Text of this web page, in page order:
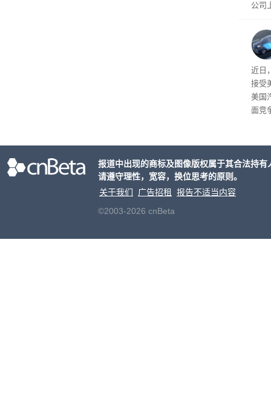
公司
事
给
近日
接受
美国
面竞
报道中出现的商标及图像版权属于其合法持
请遵守理性，宽容，换位思考的原则。
关于我们
广告招租
报告不适当内容
©2003-2026 cnBeta